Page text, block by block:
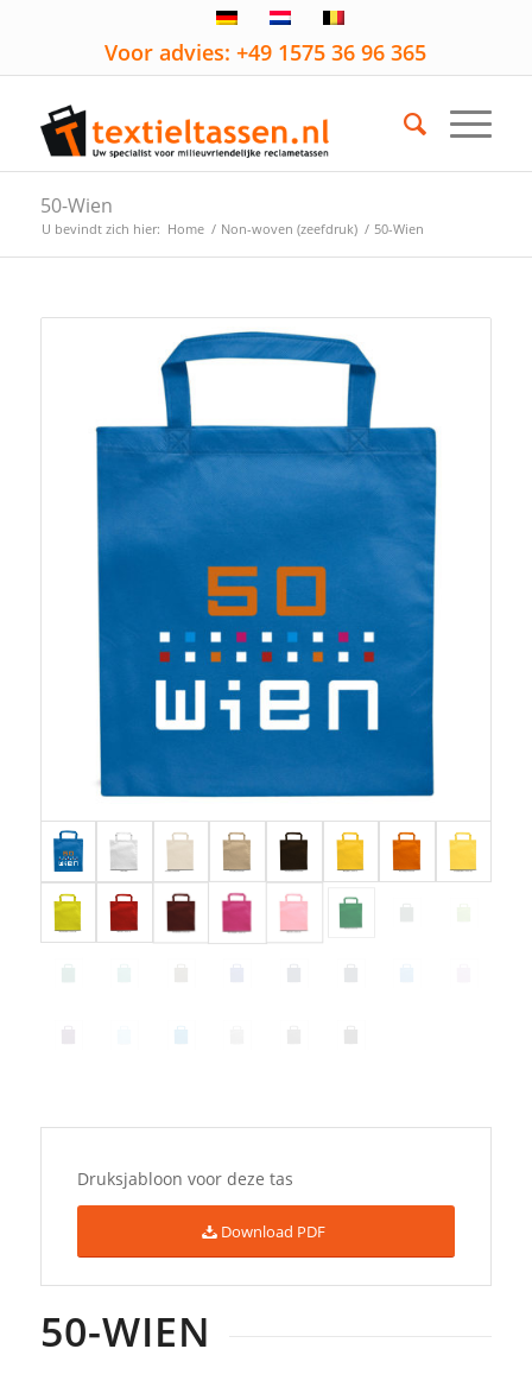
Voor advies: +49 1575 36 96 365
50-Wien
U bevindt zich hier: Home / Non-woven (zeefdruk) / 50-Wien
Druksjabloon voor deze tas
Download PDF
50-WIEN